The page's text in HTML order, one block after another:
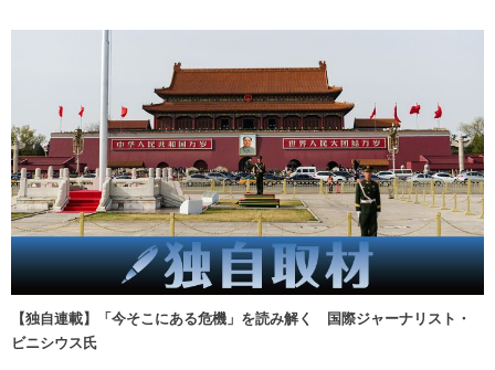
【独自連載】「今そこにある危機」を読み解く 国際ジャーナリスト・
ビニシウス氏